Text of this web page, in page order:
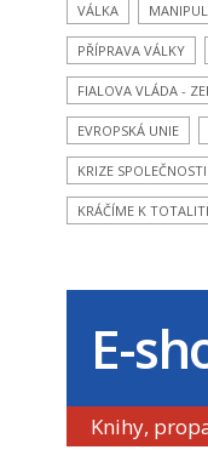
VÁLKA
PŘÍPRAVA VÁLKY
FIALOVA VLÁDA -
EVROPSKÁ UNIE
KRIZE SPOLEČNOSTI
KRÁČÍME K
E-
Knihy,